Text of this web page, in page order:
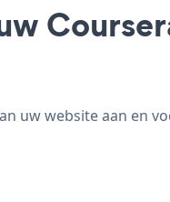
uw website aan en